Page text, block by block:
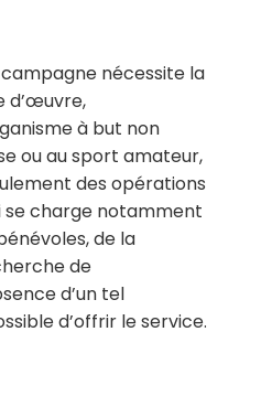
nécessite la
d’œuvre,
à but non
ou au sport amateur,
des opérations
se charge notamment
de la
de
d’un tel
d’offrir le service.